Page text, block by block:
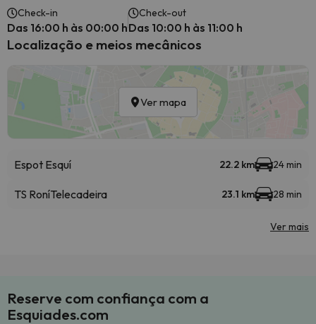
Check-in
Das 16:00 h às 00:00 h
Check-out
Das 10:00 h às 11:00 h
Localização e meios mecânicos
Ver mapa
Espot Esquí 22.2 km 24 min
TS RoníTelecadeira 23.1 km 28 min
Ver mais
Reserve com confiança com a
Esquiades.com